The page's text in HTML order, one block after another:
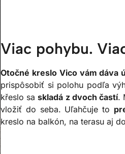
Viac pohybu.
Otočné kreslo Vico vám dáva
prispôsobiť si polohu podľa
křeslo saskladá z dvoch častí.
vložiť do seba. Uľahčuje to
kreslo na balkón, na terasu aj